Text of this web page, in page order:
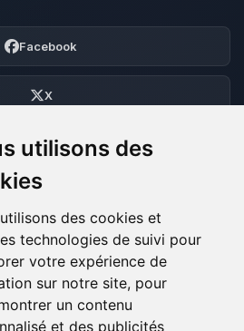
utilisons des
des cookies et
technologies de suivi pour
votre expérience de
sur notre site, pour
un contenu
et des publicités
Facebook
X
Discord
Forum